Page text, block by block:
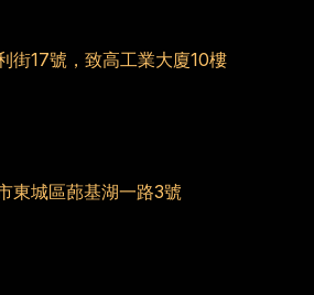
街17號，致高工業大廈10樓
東城區蓢基湖一路3號